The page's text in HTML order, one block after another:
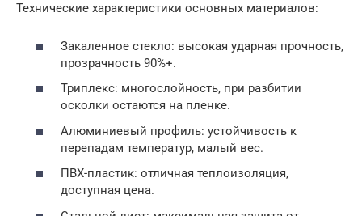
Технические характеристики основных материалов:
Закаленное стекло: высокая ударная прочность,
прозрачность 90%+.
Триплекс: многослойность, при разбитии
осколки остаются на пленке.
Алюминиевый профиль: устойчивость к
перепадам температур, малый вес.
ПВХ-пластик: отличная теплоизоляция,
доступная цена.